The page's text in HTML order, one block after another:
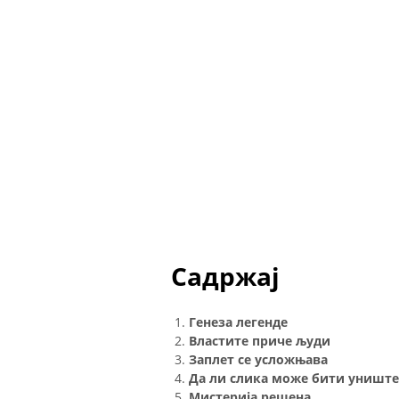
Садржај
Генеза легенде
Властите приче људи
Заплет се усложњава
Да ли слика може бити